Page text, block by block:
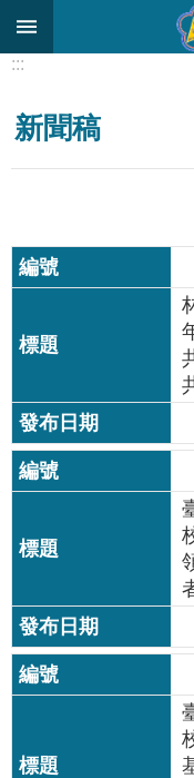
跳到主要內容區塊
搜
尋
中
心
究
發
研
習
進
教
商
輔
導
支
務
:::
新聞稿